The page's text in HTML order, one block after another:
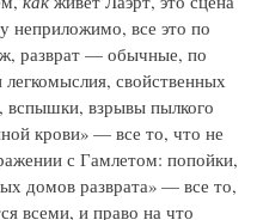
неприложимо, все это по
разврат — обычные, по
свойственных
вспышки, взрывы пылкого
крови» — все то, что не
с Гамлетом: попойки,
домов разврата» — все то,
всеми, и право на что